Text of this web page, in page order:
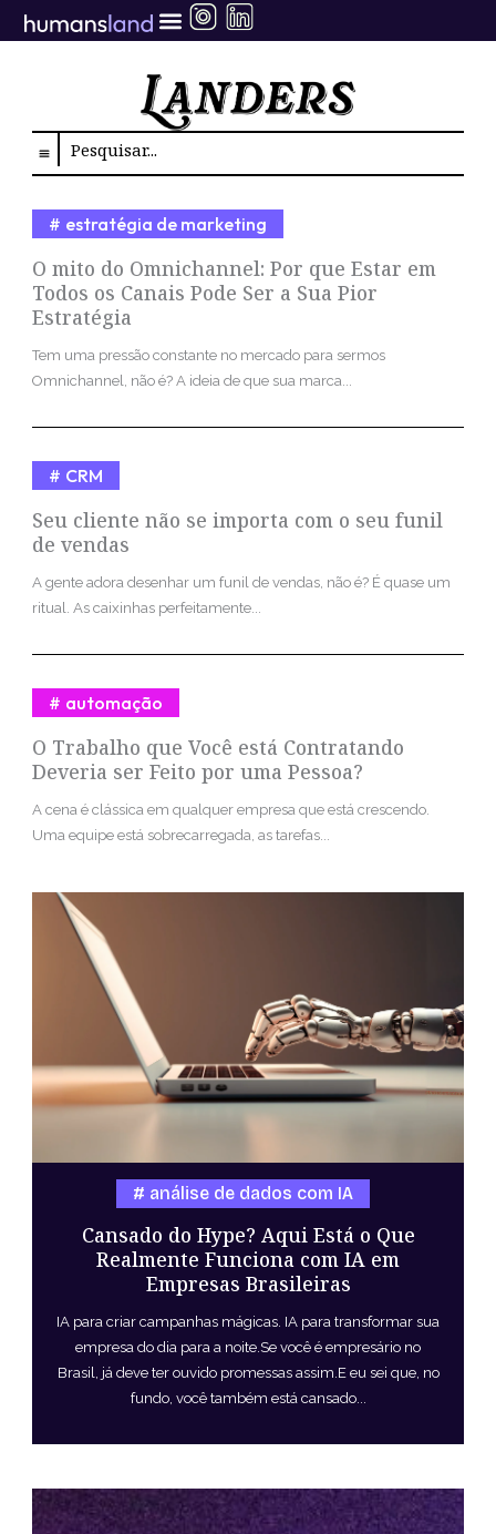
para
Search
O mito do Omnichannel: Por que Estar em
Todos os Canais Pode Ser a Sua Pior
Estratégia
estratégia de marketing
Tem uma pressão constante no mercado para sermos
Omnichannel, não é? A ideia de que sua marca...
Seu cliente não se importa com o seu funil
de vendas
CRM
A gente adora desenhar um funil de vendas, não é? É quase um
ritual. As caixinhas perfeitamente...
O Trabalho que Você está Contratando
Deveria ser Feito por uma Pessoa?
automação
A cena é clássica em qualquer empresa que está crescendo.
Uma equipe está sobrecarregada, as tarefas...
Cansado do Hype? Aqui Está o Que
Realmente Funciona com IA em
Empresas Brasileiras
análise de dados com IA
IA para criar campanhas mágicas. IA para transformar sua
empresa do dia para a noite.Se você é empresário no
Brasil, já deve ter ouvido promessas assim.E eu sei que, no
fundo, você também está cansado...